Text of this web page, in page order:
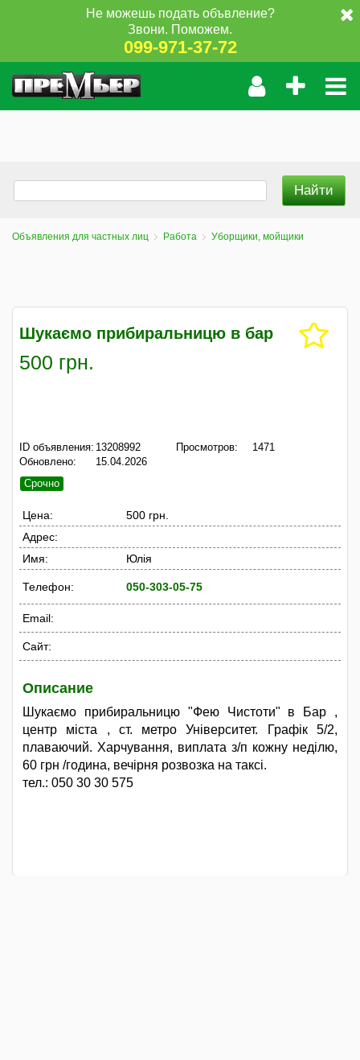
Не можешь подать объвление?
Звони. Поможем.
099-971-37-72
Объявления для частных лиц Работа Уборщики, мойщики
Шукаємо прибиральницю в бар
500 грн.
ID объявления: 13208992
Обновлено:
15.04.2026
Просмотров: 1471
Срочно
Цена:
500 грн.
Адрес:
Имя:
Юлія
Телефон: 050-303-05-75
Email:
Сайт:
Описание
Шукаємо прибиральницю "Фею Чистоти" в Бар ,
центр міста , ст. метро Університет. Графік 5/2,
плаваючий. Харчування, виплата з/п кожну неділю,
60 грн /година, вечірня розвозка на таксі.
тел.: 050 30 30 575